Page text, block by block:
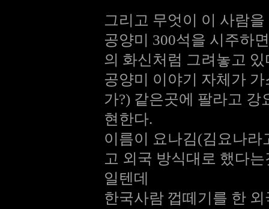
그리고 무엇이 이 사람
공양미 300석을 시주하
의 화신처럼 그려놓고 있
공양미 이야기 자체가
가?) 같은곳에 팔라고
현한다.
이름이 요나김(김요나
고 외국 방식대로 했다
일텐데
한국사람 껍떼기를 한